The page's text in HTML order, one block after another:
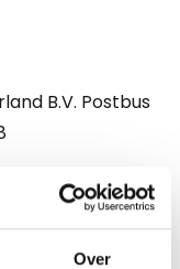
Over
B.V. Postbus
Maar we